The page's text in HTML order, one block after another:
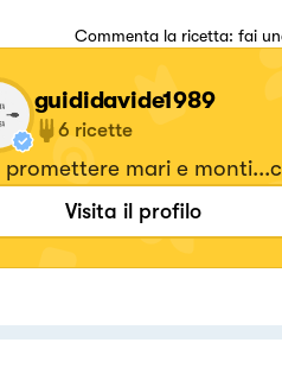
Commenta la ricetta: fai
guididavide1989
6 ricette
promettere mari e
Visita il profilo